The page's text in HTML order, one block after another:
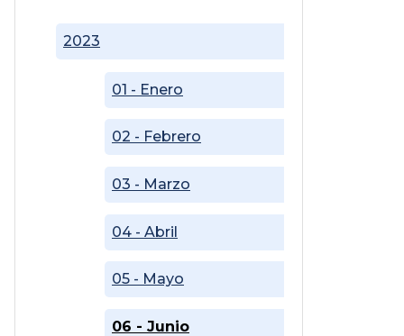
2023
01 - Enero
02 - Febrero
03 - Marzo
04 - Abril
05 - Mayo
06 - Junio